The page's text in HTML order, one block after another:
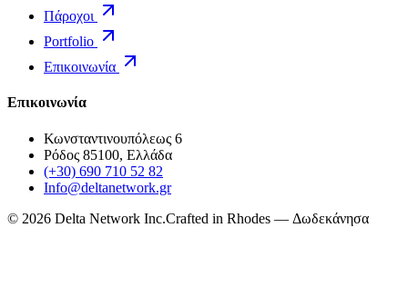
Πάροχοι
Portfolio
Επικοινωνία
Επικοινωνία
Κωνσταντινουπόλεως 6
Ρόδος 85100, Ελλάδα
(+30) 690 710 52 82
Info@deltanetwork.gr
© 2026 Delta Network Inc.Crafted in Rhodes — Δωδεκάνησα